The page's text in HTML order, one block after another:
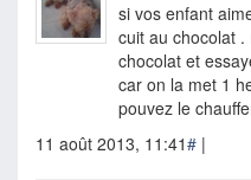
si vos enfant
cuit au chocolat
chocolat et
car on la met 1
pouvez le
11 août 2013, 11:41# |